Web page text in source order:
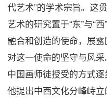
代艺术”的学术宗旨。这
艺术的研究置于“东”与“
融合和创造的使命，展
对这一使命的坚守与风
中国画师徒授受的方式
他提出中西文化分峰峙